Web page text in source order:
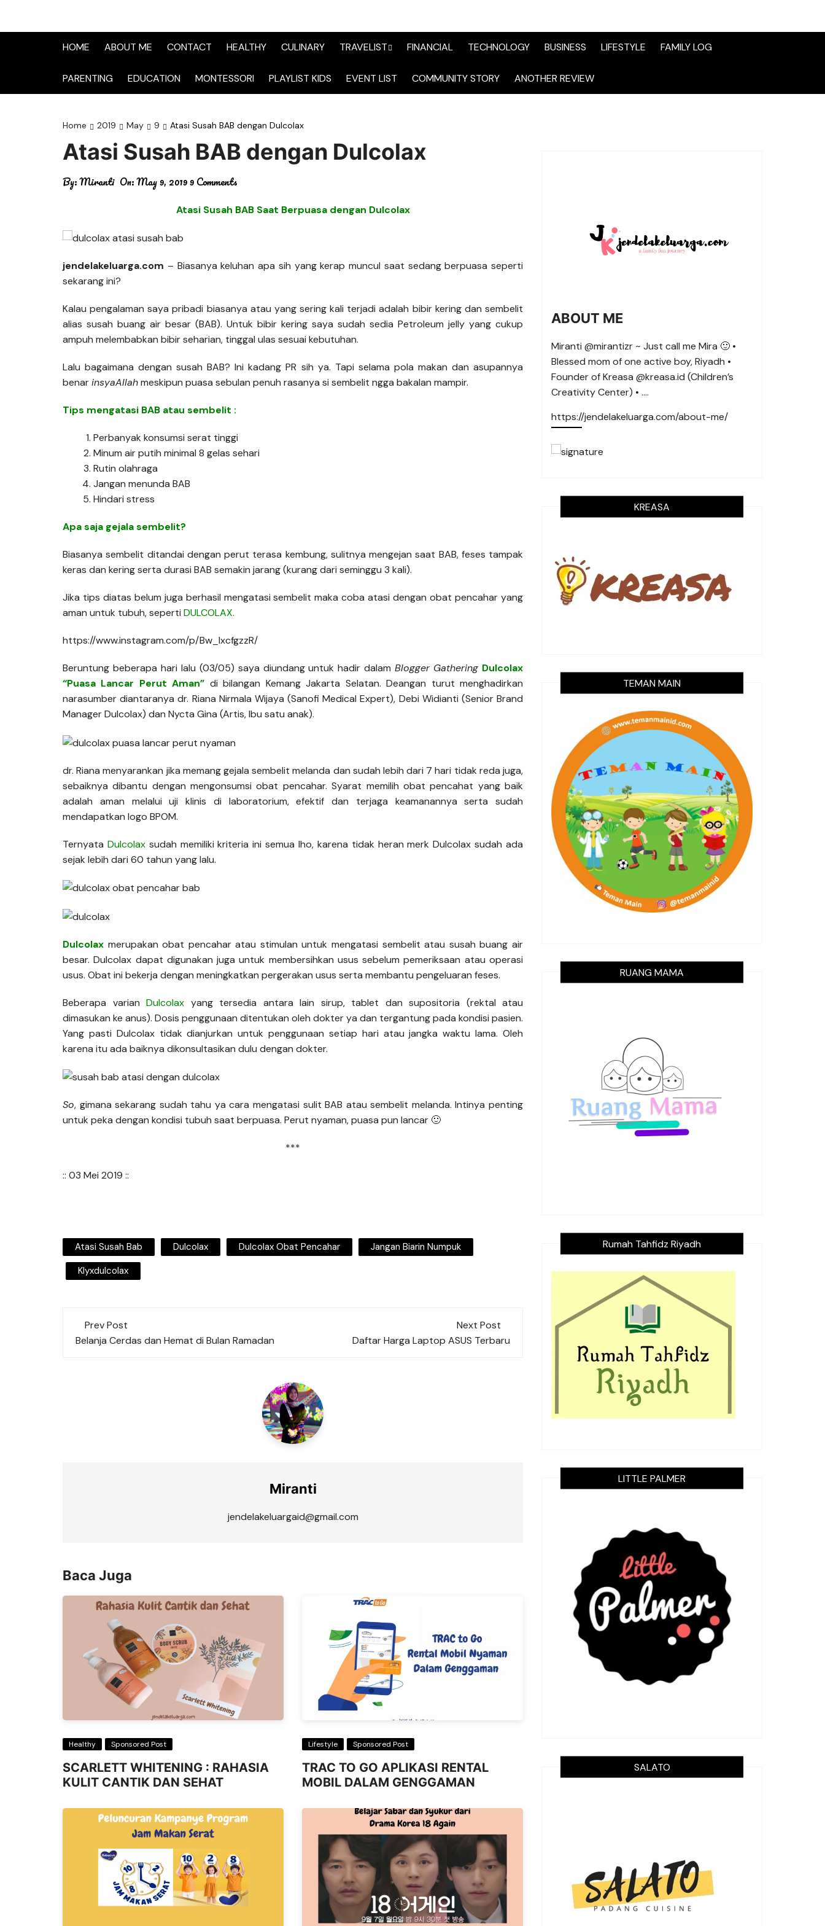
HOME ABOUT ME CONTACT HEALTHY CULINARY TRAVELIST
TraveList Sumatera
TraveList Jawa
TraveList Overseas
FINANCIAL TECHNOLOGY BUSINESS LIFESTYLE FAMILY LOG
PARENTING EDUCATION MONTESSORI PLAYLIST KIDS EVENT LIST COMMUNITY STORY ANOTHER REVIEW
Home 2019 May 9 Atasi Susah BAB dengan Dulcolax
Atasi Susah BAB dengan Dulcolax
By:Miranti On:May 9, 20199 Comments
Atasi Susah BAB Saat Berpuasa dengan Dulcolax
jendelakeluarga.com – Biasanya keluhan apa sih yang kerap muncul saat sedang berpuasa seperti
sekarang ini?
Kalau pengalaman saya pribadi biasanya atau yang sering kali terjadi adalah bibir kering dan sembelit
alias susah buang air besar (BAB). Untuk bibir kering saya sudah sedia Petroleum jelly yang cukup
ampuh melembabkan bibir seharian, tinggal ulas sesuai kebutuhan.
Lalu bagaimana dengan susah BAB? Ini kadang PR sih ya. Tapi selama pola makan dan asupannya
benarinsyaAllahmeskipun puasa sebulan penuh rasanya si sembelit ngga bakalan mampir.
Tips mengatasi BAB atau sembelit :
Perbanyak konsumsi serat tinggi
Minum air putih minimal 8 gelas sehari
Rutin olahraga
Jangan menunda BAB
Hindari stress
Apa saja gejala sembelit?
Biasanya sembelit ditandai dengan perut terasa kembung, sulitnya mengejan saat BAB, feses tampak
keras dan kering serta durasi BAB semakin jarang (kurang dari seminggu 3 kali).
Jika tips diatas belum juga berhasil mengatasi sembelit maka coba atasi dengan obat pencahar yang
aman untuk tubuh, seperti DULCOLAX.
https://www.instagram.com/p/Bw_lxcfgzzR/
Beruntung beberapa hari lalu (03/05) saya diundang untuk hadir dalamBlogger Gathering Dulcolax
“Puasa Lancar Perut Aman” di bilangan Kemang Jakarta Selatan. Deangan turut menghadirkan
narasumber diantaranya dr. Riana Nirmala Wijaya (Sanofi Medical Expert), Debi Widianti (Senior Brand
Manager Dulcolax) dan Nycta Gina (Artis, Ibu satu anak).
dr. Riana menyarankan jika memang gejala sembelit melanda dan sudah lebih dari 7 hari tidak reda juga,
sebaiknya dibantu dengan mengonsumsi obat pencahar. Syarat memilih obat pencahat yang baik
adalah aman melalui uji klinis di laboratorium, efektif dan terjaga keamanannya serta sudah
mendapatkan logo BPOM.
Ternyata Dulcolaxsudah memiliki kriteria ini semua lho, karena tidak heran merk Dulcolax sudah ada
sejak lebih dari 60 tahun yang lalu.
Dulcolax merupakan obat pencahar atau stimulan untuk mengatasi sembelit atau susah buang air
besar. Dulcolax dapat digunakan juga untuk membersihkan usus sebelum pemeriksaan atau operasi
usus. Obat ini bekerja dengan meningkatkan pergerakan usus serta membantu pengeluaran feses.
Beberapa varian Dulcolax yang tersedia antara lain sirup, tablet dan supositoria (rektal atau
dimasukan ke anus). Dosis penggunaan ditentukan oleh dokter ya dan tergantung pada kondisi pasien.
Yang pasti Dulcolax tidak dianjurkan untuk penggunaan setiap hari atau jangka waktu lama. Oleh
karena itu ada baiknya dikonsultasikan dulu dengan dokter.
So, gimana sekarang sudah tahu ya cara mengatasi sulit BAB atau sembelit melanda. Intinya penting
untuk peka dengan kondisi tubuh saat berpuasa. Perut nyaman, puasa pun lancar 🙂
***
:: 03 Mei 2019 ::
Atasi Susah Bab Dulcolax Dulcolax Obat Pencahar
Jangan Biarin Numpuk
Klyxdulcolax
Post
navigation
Prev Post
Belanja Cerdas dan Hemat di Bulan Ramadan
Next Post
Daftar Harga Laptop ASUS Terbaru
Miranti
jendelakeluargaid@gmail.com
Baca Juga
Healthy Sponsored Post
SCARLETT WHITENING : RAHASIA
KULIT CANTIK DAN SEHAT
Lifestyle Sponsored Post
TRAC TO GO APLIKASI RENTAL
MOBIL DALAM GENGGAMAN
ABOUT ME
Miranti @mirantizr ~ Just call me Mira 🙂 •
Blessed mom of one active boy, Riyadh •
Founder of Kreasa @kreasa.id (Children’s
Creativity Center) • ….
https://jendelakeluarga.com/about-me/
KREASA
TEMAN MAIN
RUANG MAMA
Rumah Tahfidz Riyadh
LITTLE PALMER
SALATO